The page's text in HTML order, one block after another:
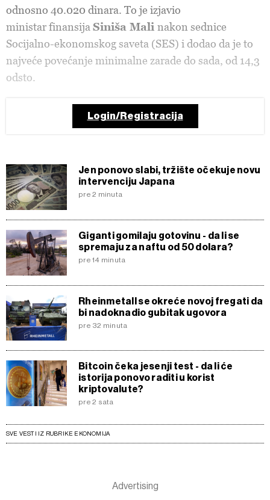
odnosno 40.020 dinara. To je izjavio
ministar finansija Siniša Mali nakon sednice
Socijalno-ekonomskog saveta (SES) i dodao da je to
najveće povećanje minimalne zarade do sada, od 14,3
odsto.
Login/Registracija
Jen ponovo slabi, tržište očekuje novu
intervenciju Japana
pre 2 minuta
Giganti gomilaju gotovinu - da li se
spremaju za naftu od 50 dolara?
pre 14 minuta
Rheinmetall se okreće novoj fregati da
bi nadoknadio gubitak ugovora
pre 32 minuta
Bitcoin čeka jesenji test - da li će
istorija ponovo raditi u korist
kriptovalute?
pre 2 sata
SVE VESTI IZ RUBRIKE EKONOMIJA